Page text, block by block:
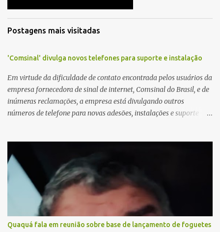
s
Postagens mais visitadas
'Comsinal' divulga novos telefones para suporte e instalação
Em virtude da dificuldade de contato encontrada pelos usuários da
empresa fornecedora de sinal de internet, Comsinal do Brasil, e de
inúmeras reclamações, a empresa está divulgando outros
números de telefone para novas adesões, instalações e suporte
Quaquá fala em reunião sobre base de lançamento de foguetes